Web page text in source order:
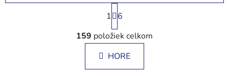
O
v
l
á
d
S
t
r
á
n
k
1
6
159 položiek celkom
HORE